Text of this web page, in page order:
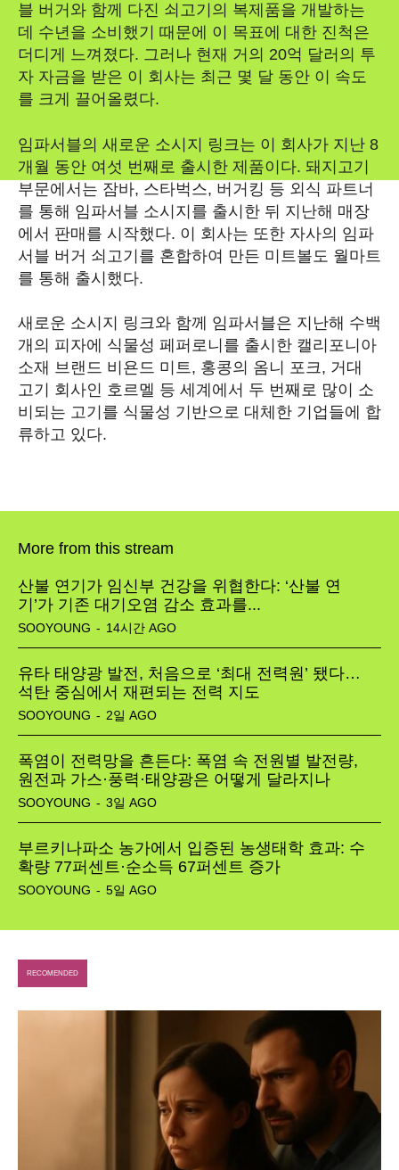
SEARCH...
블 버거와 함께 다진 쇠고기의 복제품을 개발하는
데 수년을 소비했기 때문에 이 목표에 대한 진척은
더디게 느껴졌다. 그러나 현재 거의 20억 달러의 투
자 자금을 받은 이 회사는 최근 몇 달 동안 이 속도
를 크게 끌어올렸다.
임파서블의 새로운 소시지 링크는 이 회사가 지난 8
개월 동안 여섯 번째로 출시한 제품이다. 돼지고기
부문에서는 잠바, 스타벅스, 버거킹 등 외식 파트너
를 통해 임파서블 소시지를 출시한 뒤 지난해 매장
에서 판매를 시작했다. 이 회사는 또한 자사의 임파
서블 버거 쇠고기를 혼합하여 만든 미트볼도 월마트
를 통해 출시했다.
새로운 소시지 링크와 함께 임파서블은 지난해 수백
개의 피자에 식물성 페퍼로니를 출시한 캘리포니아
소재 브랜드 비욘드 미트, 홍콩의 옴니 포크, 거대
고기 회사인 호르멜 등 세계에서 두 번째로 많이 소
비되는 고기를 식물성 기반으로 대체한 기업들에 합
류하고 있다.
More from this stream
산불 연기가 임신부 건강을 위협한다: ‘산불 연
기’가 기존 대기오염 감소 효과를...
SOOYOUNG - 14시간 AGO
유타 태양광 발전, 처음으로 ‘최대 전력원’ 됐다…
석탄 중심에서 재편되는 전력 지도
SOOYOUNG - 2일 AGO
폭염이 전력망을 흔든다: 폭염 속 전원별 발전량,
원전과 가스·풍력·태양광은 어떻게 달라지나
SOOYOUNG - 3일 AGO
부르키나파소 농가에서 입증된 농생태학 효과: 수
확량 77퍼센트·순소득 67퍼센트 증가
SOOYOUNG - 5일 AGO
RECOMENDED